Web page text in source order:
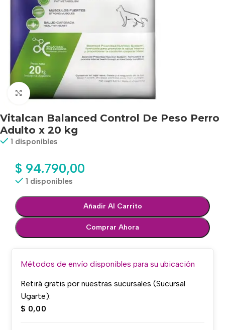
Haga clic para ampliar
Vitalcan Balanced Control De Peso Perro
Adulto x 20 kg
1 disponibles
$ 94.790,00
1 disponibles
Añadir Al Carrito
Comprar Ahora
Métodos de envío disponibles para su ubicación
Retirá gratis por nuestras sucursales (Sucursal
Ugarte):
$ 0,00